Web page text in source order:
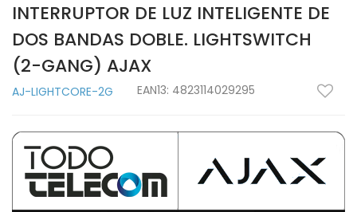
INTERRUPTOR DE LUZ INTELIGENTE DE
DOS BANDAS DOBLE. LIGHTSWITCH
(2-GANG) AJAX
AJ-LIGHTCORE-2G EAN13: 4823114029295